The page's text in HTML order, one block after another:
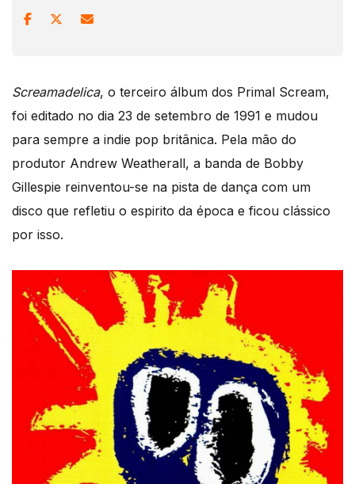
Screamadelica, o terceiro álbum dos Primal Scream,
foi editado no dia 23 de setembro de 1991 e mudou
para sempre a indie pop britânica. Pela mão do
produtor Andrew Weatherall, a banda de Bobby
Gillespie reinventou-se na pista de dança com um
disco que refletiu o espirito da época e ficou clássico
por isso.